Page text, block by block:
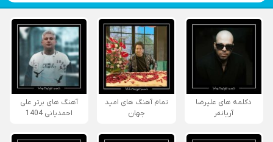
دکلمه های علیرضا
آریانفر
تمام آهنگ های امید
جهان
آهنگ های برتر علی
احمدیانی 1404